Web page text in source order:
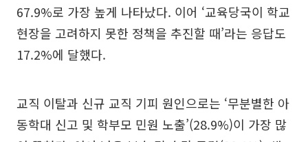
67.9%로 가장 높게 나타났다. 이어 ‘교육당국이 학교
현장을 고려하지 못한 정책을 추진할 때’라는 응답도
17.2%에 달했다.
교직 이탈과 신규 교직 기피 원인으로는 ‘무분별한 아
동학대 신고 및 학부모 민원 노출’(28.9%)이 가장 많